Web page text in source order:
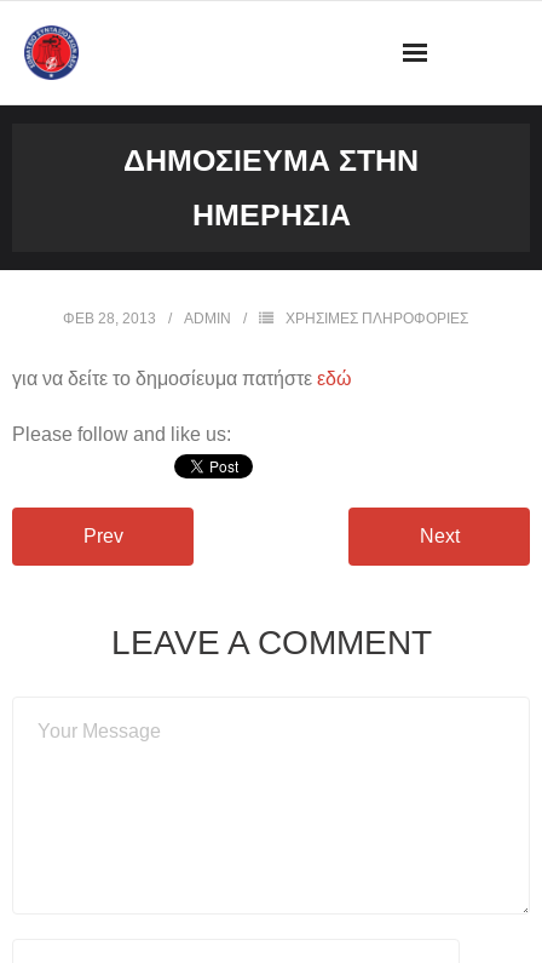
ΕΓΓΡΑΦΑ
ΦΩΤΟΓΡΑΦΙΕΣ
VIDEOS
ΔΗΜΟΣΊΕΥΜΑ ΣΤΗΝ
ΗΜΕΡΗΣΊΑ
ΦΕΒ 28, 2013 ADMIN ΧΡΗΣΙΜΕΣ ΠΛΗΡΟΦΟΡΙΕΣ
για να δείτε το δημοσίευμα πατήστε εδώ
Please follow and like us:
Prev Next
LEAVE A COMMENT